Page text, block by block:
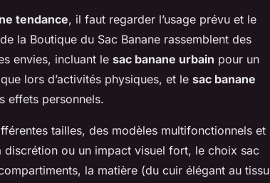
tendance, il faut regarder l’usage prévu et le
la Boutique du Sac Banane rassemblent des
envies, incluant le sac banane urbain pour un
lors d’activités physiques, et le sac banane
effets personnels.
tailles, des modèles multifonctionnels et
ou un impact visuel fort, le choix sac
la matière (du cuir élégant au tissu